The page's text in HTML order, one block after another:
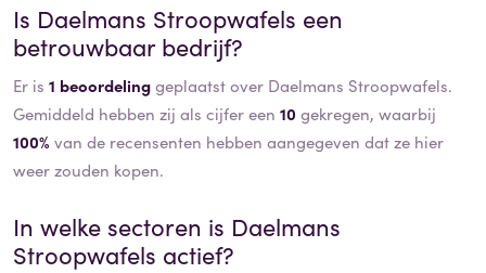
Is Daelmans Stroopwafels een
betrouwbaar bedrijf?
Er is 1 beoordelinggeplaatst over Daelmans Stroopwafels.
Gemiddeld hebben zij als cijfer een 10 gekregen, waarbij
100% van de recensenten hebben aangegeven dat ze hier
weer zouden kopen.
In welke sectoren is Daelmans
Stroopwafels actief?